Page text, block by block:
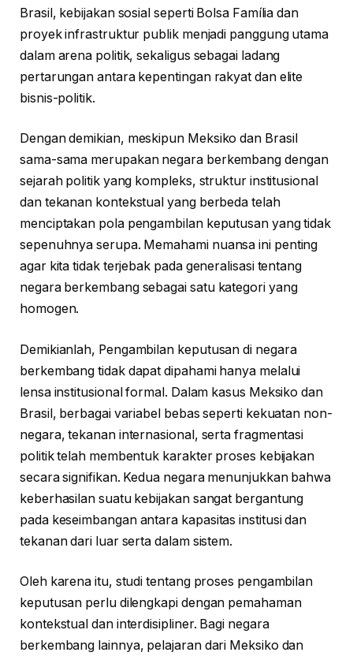
Brasil, kebijakan sosial seperti Bolsa Família dan
proyek infrastruktur publik menjadi panggung utama
dalam arena politik, sekaligus sebagai ladang
pertarungan antara kepentingan rakyat dan elite
bisnis-politik.
Dengan demikian, meskipun Meksiko dan Brasil
sama-sama merupakan negara berkembang dengan
sejarah politik yang kompleks, struktur institusional
dan tekanan kontekstual yang berbeda telah
menciptakan pola pengambilan keputusan yang tidak
sepenuhnya serupa. Memahami nuansa ini penting
agar kita tidak terjebak pada generalisasi tentang
negara berkembang sebagai satu kategori yang
homogen.
Demikianlah, Pengambilan keputusan di negara
berkembang tidak dapat dipahami hanya melalui
lensa institusional formal. Dalam kasus Meksiko dan
Brasil, berbagai variabel bebas seperti kekuatan non-
negara, tekanan internasional, serta fragmentasi
politik telah membentuk karakter proses kebijakan
secara signifikan. Kedua negara menunjukkan bahwa
keberhasilan suatu kebijakan sangat bergantung
pada keseimbangan antara kapasitas institusi dan
tekanan dari luar serta dalam sistem.
Oleh karena itu, studi tentang proses pengambilan
keputusan perlu dilengkapi dengan pemahaman
kontekstual dan interdisipliner. Bagi negara
berkembang lainnya, pelajaran dari Meksiko dan